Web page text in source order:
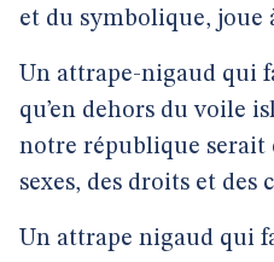
et du symbolique, joue
Un attrape-nigaud qui
qu’en dehors du voile
notre république serait
sexes, des droits et des
Un attrape nigaud qui